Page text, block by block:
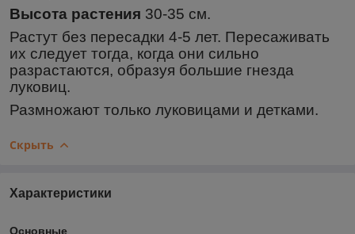
Высота растения 30-35 см.
Растут без пересадки 4-5 лет. Пересаживать
их следует тогда, когда они сильно
разрастаются, образуя большие гнезда
луковиц.
Размножают только луковицами и детками.
Скрыть
Характеристики
Основные